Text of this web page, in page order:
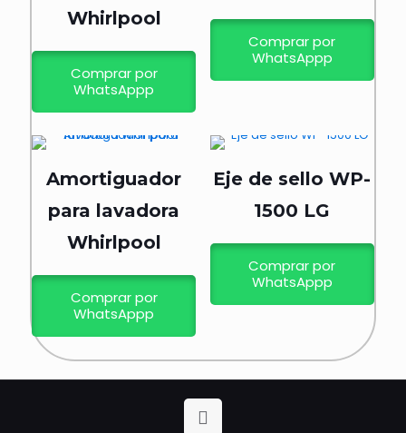
Whirlpool
Comprar por
WhatsAppp
Comprar por
WhatsAppp
Amortiguador
para lavadora
Whirlpool
Comprar por
WhatsAppp
Eje de sello WP-
1500 LG
Comprar por
WhatsAppp